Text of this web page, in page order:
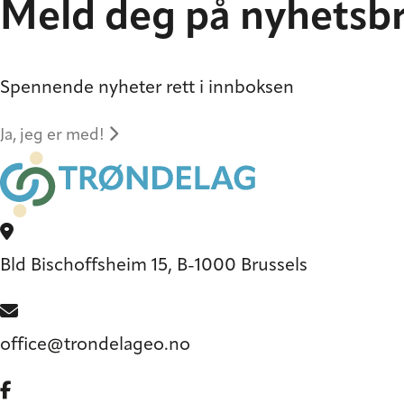
Meld deg på
Spennende nyheter rett i innboksen
Ja, jeg er med!
Bld Bischoffsheim 15, B-1000 Brussels
office@trondelageo.no